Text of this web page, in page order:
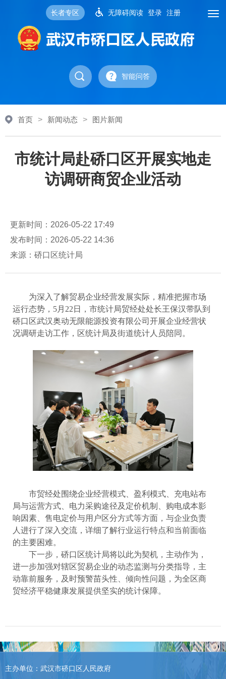
长者专区 无障碍阅读 登录 注册
智能问答
首页 > 新闻动态 > 图片新闻
市统计局赴硚口区开展实地走
访调研商贸企业活动
更新时间：2026-05-22 17:49
发布时间：2026-05-22 14:36
来源：硚口区统计局
为深入了解贸易企业经营发展实际，精准把握市场
运行态势， 5月22日，市统计局贸经处处长王保汉带队到
硚口区武汉奥动无限能源投资有限公司开展企业经营状
况调研走访工作，区统计局及街道统计人员陪同。
市贸经处围绕企业经营模式、盈利模式、充电站布
局与运营方式、电力采购途径及定价机制、购电成本影
响因素、售电定价与用户区分方式等方面，与企业负责
人进行了深入交流，详细了解行业运行特点和当前面临
的主要困难。
下一步，硚口区统计局将以此为契机，主动作为，
进一步加强对辖区贸易企业的动态监测与分类指导，主
动靠前服务，及时预警苗头性、倾向性问题，为全区商
贸经济平稳健康发展提供坚实的统计保障。
主办单位：武汉市硚口区人民政府